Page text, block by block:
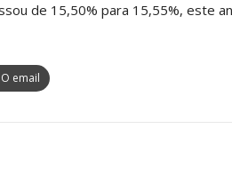
de 15,50% para 15,55%, este
O email
Mais De Mil